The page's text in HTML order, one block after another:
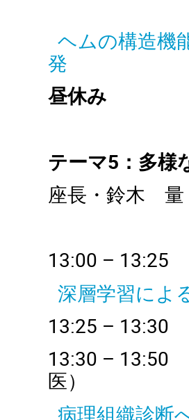
ヘムの構造機
発
昼休み
テーマ5：多様
座長・鈴木 量
13:00 –
深層学習によ
13:25 –
13:30 –
医）
病理組織診断